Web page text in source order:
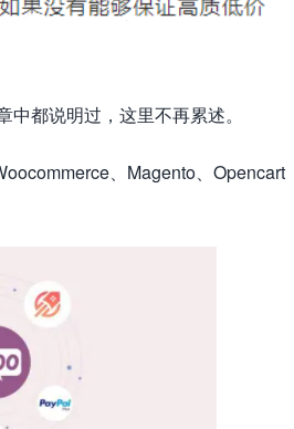
都说明过，这里不再累述。
、Magento、Opencart